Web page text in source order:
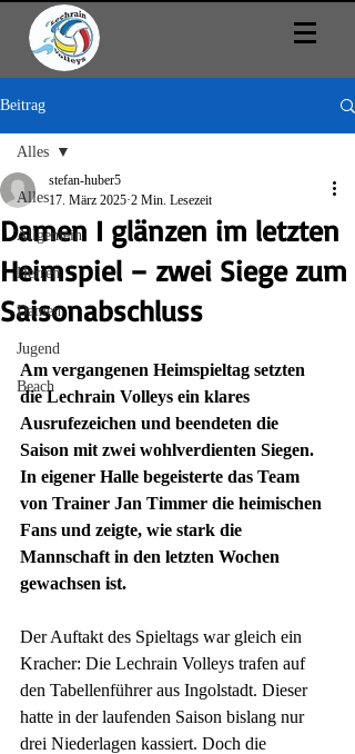
Beitrag
Alles
Allgemein
Herren
Damen
Jugend
Beach
Alles
Damen I glänzen im letzten
Heimspiel – zwei Siege zum
Saisonabschluss
stefan-huber5
17. März 2025 2 Min. Lesezeit
Am vergangenen Heimspieltag setzten
die Lechrain Volleys ein klares
Ausrufezeichen und beendeten die
Saison mit zwei wohlverdienten Siegen.
In eigener Halle begeisterte das Team
von Trainer Jan Timmer die heimischen
Fans und zeigte, wie stark die
Mannschaft in den letzten Wochen
gewachsen ist.
Der Auftakt des Spieltags war gleich ein
Kracher: Die Lechrain Volleys trafen auf
den Tabellenführer aus Ingolstadt. Dieser
hatte in der laufenden Saison bislang nur
drei Niederlagen kassiert. Doch die